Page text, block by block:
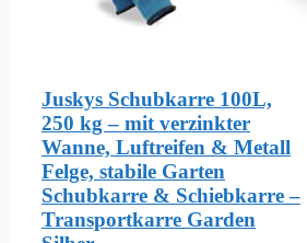
Juskys Schubkarre 100L,
250 kg – mit verzinkter
Wanne, Luftreifen & Metall
Felge, stabile Garten
Schubkarre & Schiebkarre –
Transportkarre Garden